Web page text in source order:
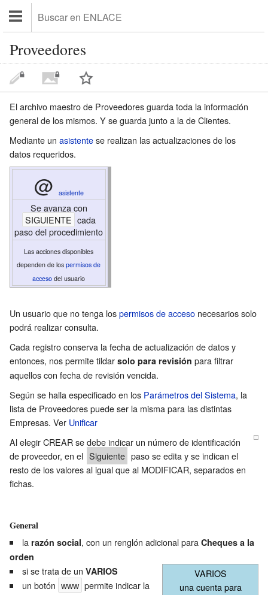
Proveedores
El archivo maestro de Proveedores guarda toda la información
general de los mismos. Y se guarda junto a la de Clientes.
Mediante un asistentese realizan las actualizaciones de los
datos requeridos.
@ asistente
Se avanza con
SIGUIENTE cada
paso del procedimiento
Las acciones disponibles
dependen de lospermisos de
acceso delusuario
Un usuario que no tenga lospermisos de acceso necesarios solo
podrá realizar consulta.
Cada registro conserva la fecha de actualización de datos y
entonces, nos permite tildar solo para revisión para filtrar
aquellos con fecha de revisión vencida.
Según se halla especificado en los Parámetros del Sistema, la
lista de Proveedores puede ser la misma para las distintas
Empresas. Ver Unificar
Al elegir CREAR se debe indicar un número de identificación
de proveedor, en el Siguiente paso se edita y se indican el
resto de los valores al igual que al MODIFICAR, separados en
fichas.
General
la razón social, con un renglón adicional paraCheques a la
orden
si se trata de unVARIOS
VARIOS
una cuenta para
un botón www permite indicar la